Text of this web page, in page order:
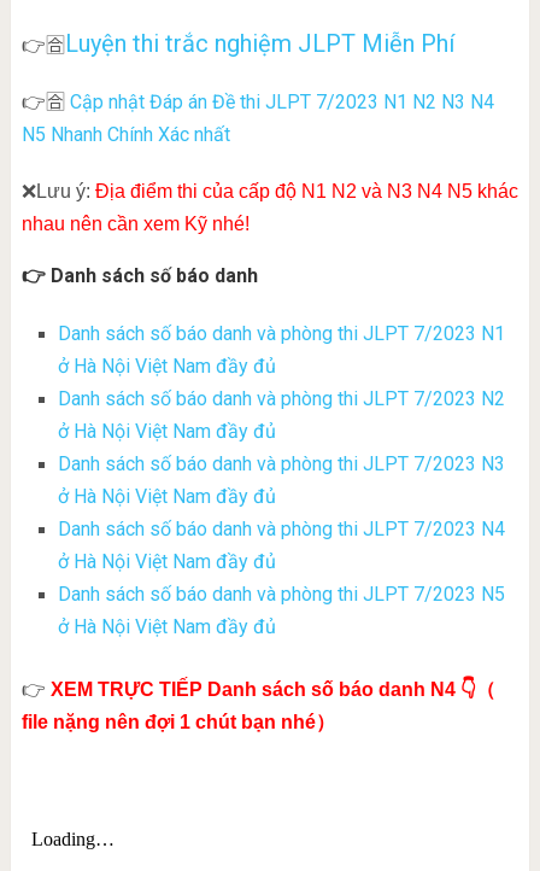
👉🈴Luyện thi trắc nghiệm JLPT Miễn Phí
👉🈴 Cập nhật Đáp án Đề thi JLPT 7/2023 N1 N2 N3 N4
N5 Nhanh Chính Xác nhất
❌Lưu ý: Địa điểm thi của cấp độ N1 N2 và N3 N4 N5 khác
nhau nên cần xem Kỹ nhé!
👉 Danh sách số báo danh
Danh sách số báo danh và phòng thi JLPT 7/2023 N1
ở Hà Nội Việt Nam đầy đủ
Danh sách số báo danh và phòng thi JLPT 7/2023 N2
ở Hà Nội Việt Nam đầy đủ
Danh sách số báo danh và phòng thi JLPT 7/2023 N3
ở Hà Nội Việt Nam đầy đủ
Danh sách số báo danh và phòng thi JLPT 7/2023 N4
ở Hà Nội Việt Nam đầy đủ
Danh sách số báo danh và phòng thi JLPT 7/2023 N5
ở Hà Nội Việt Nam đầy đủ
👉 XEM TRỰC TIẾP Danh sách số báo danh N4 👇（
file nặng nên đợi 1 chút bạn nhé）